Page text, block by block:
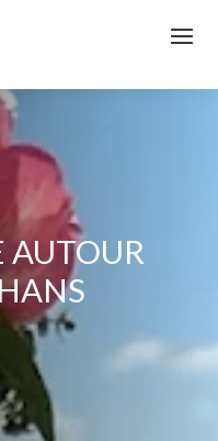
AUTOUR